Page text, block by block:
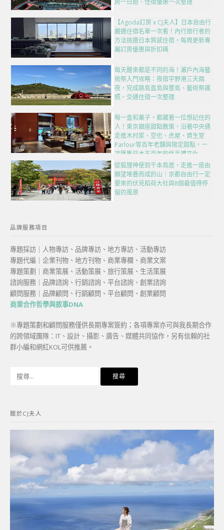
房一日遊、住宿優惠一次整理
【Agoda訂房 x CJ夫人】日本自由行
嚴選住宿名單一次看！內行旅行者的
方法挑選日本質感住宿，每周更新專
屬訂房優惠與折扣碼
每天醒來都是不同的海！瀨戶內海藝
術祭入門攻略：夜宿宇野港三天兩
夜，完成跳島直島與豐島、藝術祭護
照、交通住宿一次整理
每一盒和菓子，都藏著一位想記住的
人！東京銀座甜點散策，沿著中央通
走進木村家、空也、虎屋、資生堂
Parlour等百年老舖與限定甜點，一
次匯集日本五百年的伴手禮文化
從狐狸神使到千本鳥居，走進一座由
願望堆疊而成的山｜京都自由行一定
要來的伏見稻荷大社與8個最值得停
留的風景
品牌服務項目
專題採訪｜人物專訪、品牌專訪、地方專訪、活動專訪
專題代編｜企業刊物、地方刊物、商業專欄、商業文案
專題策劃｜商業策展、活動策展、旅行策展、生活策展
諮詢服務｜品牌諮詢、行銷諮詢、平台諮詢、創業諮詢
顧問服務｜品牌顧問、行銷顧問、平台顧問、創業顧問
商業合作哲學與敘事DNA
※專題策劃和顧問服務僅供長期專案簽約；各項專案亦可與我長期合作
的跨領域團隊：IT、設計、攝影、廣告、媒體共同協作，另有信賴的社
群小編和網紅KOL可供推薦。
字:
關於CJ夫人